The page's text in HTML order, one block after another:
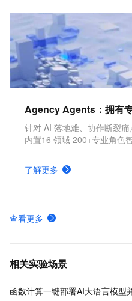
Agency Agents：拥有
针对 AI 落地难、协作断裂
内置16 领域 200+专业角色
成全链路交付，让 AI 从聊天
级生产力。
了解更多
查看更多
相关实验场景
函数计算一键部署AI大语言模型